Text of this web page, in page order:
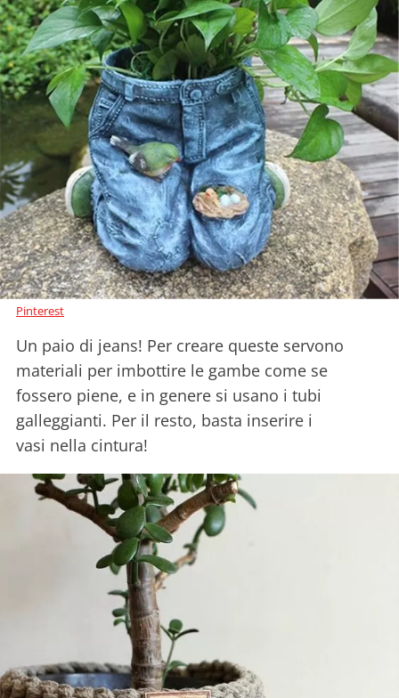
Pinterest
Un paio di jeans! Per creare queste servono
materiali per imbottire le gambe come se
fossero piene, e in genere si usano i tubi
galleggianti. Per il resto, basta inserire i
vasi nella cintura!